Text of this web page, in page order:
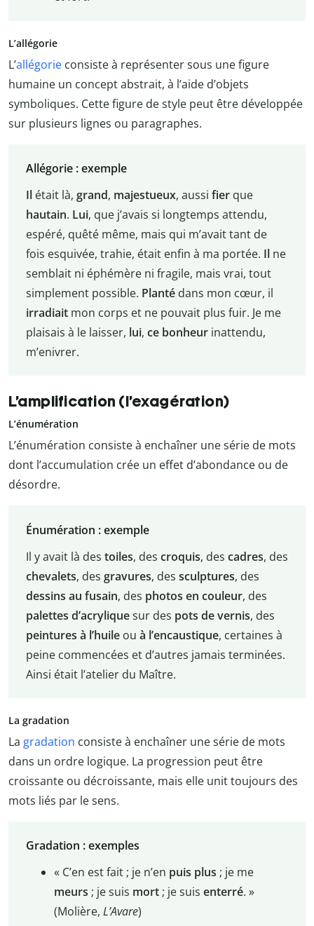
L’allégorie
L’allégorie consiste à représenter sous une figure
humaine un concept abstrait, à l’aide d’objets
symboliques. Cette figure de style peut être développée
sur plusieurs lignes ou paragraphes.
Allégorie : exemple
Ilétait là, grand, majestueux, aussi fier que
hautain. Lui, que j’avais si longtemps attendu,
espéré, quêté même, mais qui m’avait tant de
fois esquivée, trahie, était enfin à ma portée. Ilne
semblait ni éphémère ni fragile, mais vrai, tout
simplement possible. Plantédans mon cœur, il
irradiaitmon corps et ne pouvait plus fuir. Je me
plaisais à le laisser, lui, ce bonheur inattendu,
m’enivrer.
L’amplification (l’exagération)
L’énumération
L’énumération consiste à enchaîner une série de mots
dont l’accumulation crée un effet d’abondance ou de
désordre.
Énumération : exemple
Il y avait là des toiles, des croquis, des cadres, des
chevalets, des gravures, des sculptures, des
dessins au fusain, des photos en couleur, des
palettes d’acryliquesur des pots de vernis, des
peintures à l’huileou à l’encaustique, certaines à
peine commencées et d’autres jamais terminées.
Ainsi était l’atelier du Maître.
La gradation
La gradation consiste à enchaîner une série de mots
dans un ordre logique. La progression peut être
croissante ou décroissante, mais elle unit toujours des
mots liés par le sens.
Gradation : exemples
« C’en est fait ; je n’en puis plus ; je me
meurs ; je suis mort; je suis enterré. »
(Molière, L’Avare)